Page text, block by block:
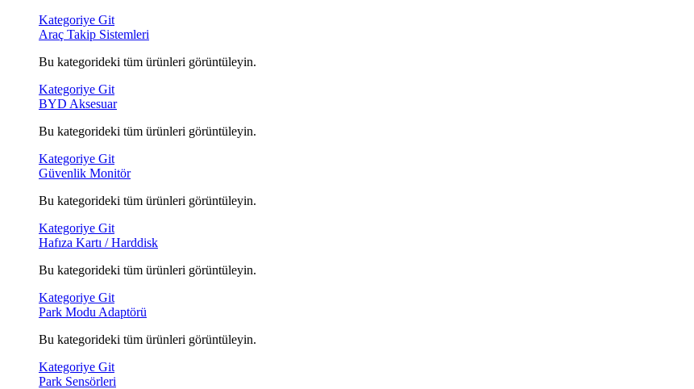
Kategoriye Git
Araç Takip Sistemleri
Bu kategorideki tüm ürünleri görüntüleyin.
Kategoriye Git
BYD Aksesuar
Bu kategorideki tüm ürünleri görüntüleyin.
Kategoriye Git
Güvenlik Monitör
Bu kategorideki tüm ürünleri görüntüleyin.
Kategoriye Git
Hafıza Kartı / Harddisk
Bu kategorideki tüm ürünleri görüntüleyin.
Kategoriye Git
Park Modu Adaptörü
Bu kategorideki tüm ürünleri görüntüleyin.
Kategoriye Git
Park Sensörleri